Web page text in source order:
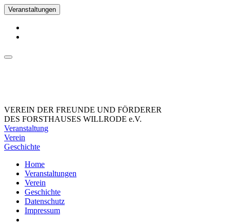
Veranstaltungen
VEREIN DER FREUNDE UND FÖRDERER
DES FORSTHAUSES WILLRODE e.V.
Veranstaltung
Verein
Geschichte
Home
Veranstaltungen
Verein
Geschichte
Datenschutz
Impressum